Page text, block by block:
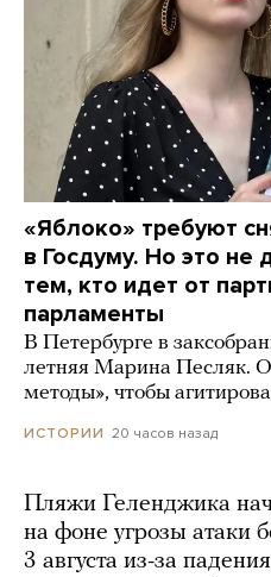
«Яблоко» требуют
в Госдуму. Но это
тем, кто идет от
парламенты
В Петербурге в
летняя Марина Песляк.
методы», чтобы
ИСТОРИИ 20 часов назад
Пляжи Геленджика
на фоне угрозы атаки
3 августа из-за